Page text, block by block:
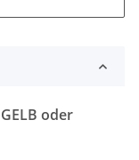
oder